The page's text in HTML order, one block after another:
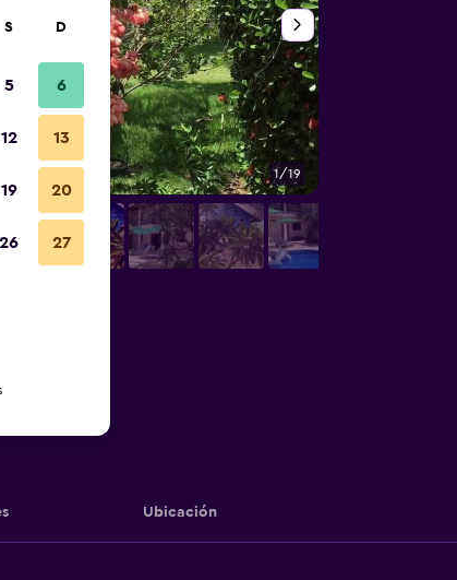
1/19
Ubicación
S D
5 6
12 13
19 20
26 27